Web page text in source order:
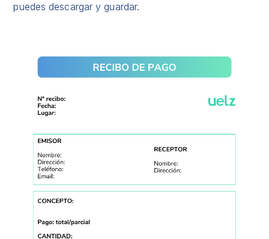
puedes descargar y guardar.